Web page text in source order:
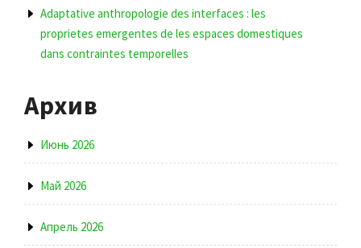
Adaptative anthropologie des interfaces : les
proprietes emergentes de les espaces domestiques
dans contraintes temporelles
Архив
Июнь 2026
Май 2026
Апрель 2026